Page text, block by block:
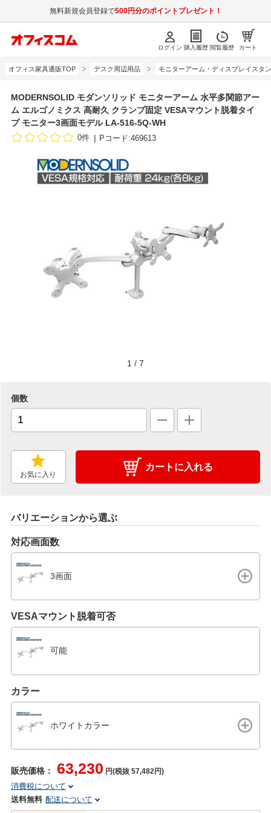
無料新規会員登録で500円分のポイントプレゼント！
ログイン 購入履歴 閲覧履歴 カート
オフィス家具通販TOP デスク周辺用品 モニターアーム・ディスプレイスタ
MODERNSOLID モダンソリッド モニターアーム 水平多関節アー
ム エルゴノミクス 高耐久 クランプ固定 VESAマウント脱着タイ
プ モニター3画面モデル LA-516-5Q-WH
0件 Pコード:469613
1 / 7
個数
お気に入り
カートに入れる
バリエーションから選ぶ
対応画面数
3画面
VESAマウント脱着可否
可能
カラー
ホワイトカラー
販売価格： 63,230 円(税抜 57,482円)
消費税について
送料無料 配送について